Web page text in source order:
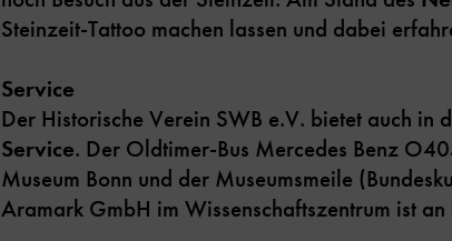
Steinzeit-Tattoo machen lassen und dabei
Service
Der Historische Verein SWB e.V. bietet auch in
Service. Der Oldtimer-Bus Mercedes Benz
Museum Bonn und der Museumsmeile
Aramark GmbH im Wissenschaftszentrum ist